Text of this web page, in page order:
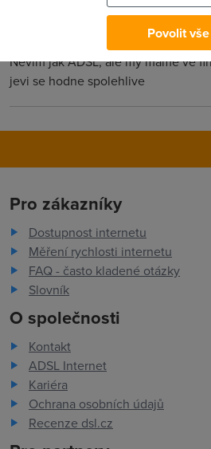
(17.2.2004 21:48:34)
Nevim jak ADSL, ale my mame ve
jevi se hodne spolehlive
Pro zákazníky
Dostupnost internetu
Měření rychlosti internetu
FAQ - často kladené otázky
Slovník
O společnosti
Kontakt
ADSL Internet
Kariéra
Ochrana osobních údajů
Recenze dsl.cz
Povolit vše